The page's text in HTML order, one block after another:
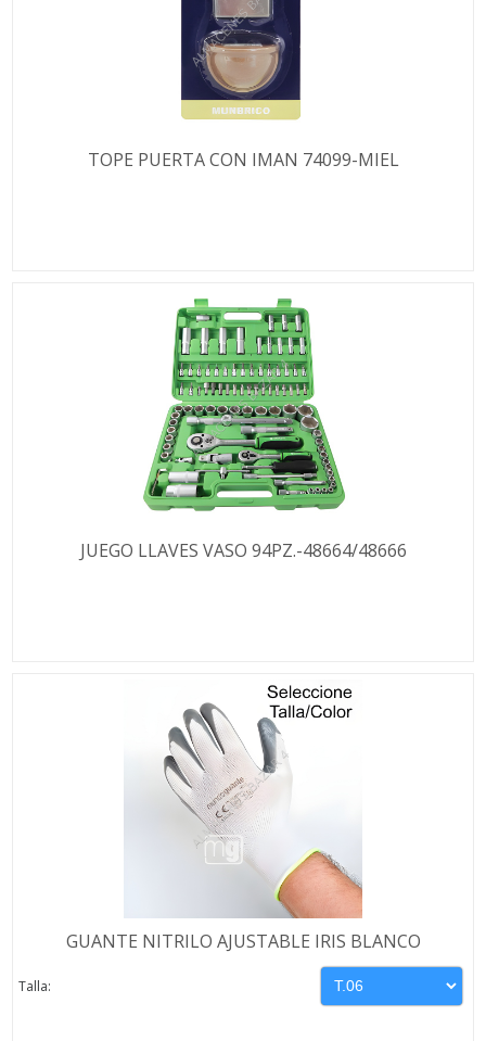
TOPE PUERTA CON IMAN 74099-MIEL
JUEGO LLAVES VASO 94PZ.-48664/48666
GUANTE NITRILO AJUSTABLE IRIS BLANCO
Talla: